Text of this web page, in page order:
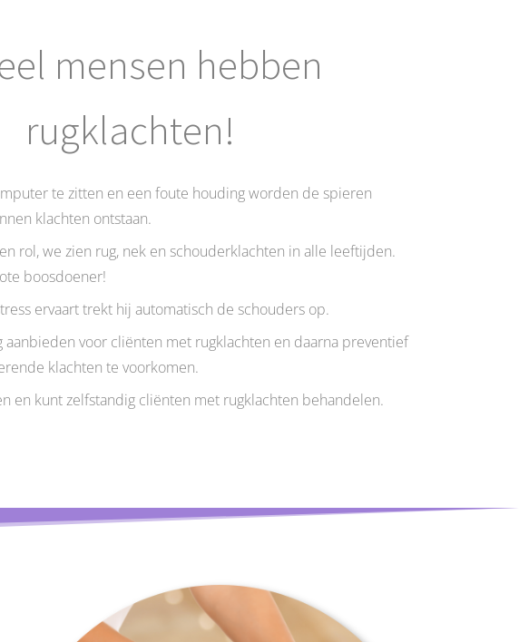
mensen hebben
rugklachten!
te zitten en een foute houding worden de spieren
klachten ontstaan.
rol, we zien rug, nek en schouderklachten in alle leeftijden.
boosdoener!
ervaart trekt hij automatisch de schouders op.
aanbieden voor cliënten met rugklachten en daarna preventief
klachten te voorkomen.
en kunt zelfstandig cliënten met rugklachten behandelen.